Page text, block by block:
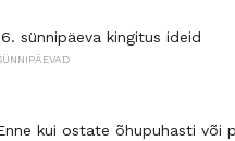
sünnipäeva kingitus ideid
kui ostate õhupuhasti või